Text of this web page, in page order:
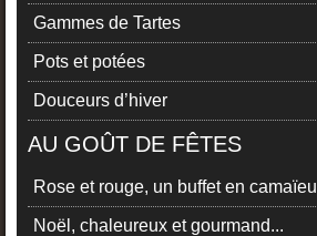
Gammes de Tartes
Pots et potées
Douceurs d’hiver
AU GOÛT DE FÊTES
Rose et rouge, un buffet en camaïeu
Noël, chaleureux et gourmand...